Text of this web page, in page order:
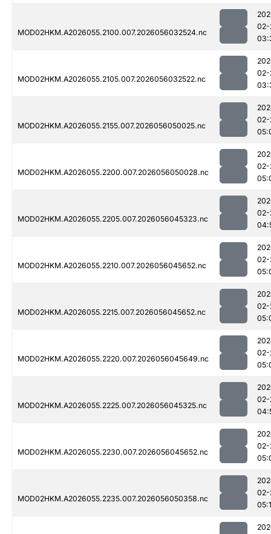
MOD02HKM.A2026055.2100.007.2026056032524.nc
02-
MOD02HKM.A2026055.2105.007.2026056032522.nc
02-
MOD02HKM.A2026055.2155.007.2026056050025.nc
02-
MOD02HKM.A2026055.2200.007.2026056050028.nc
02-
MOD02HKM.A2026055.2205.007.2026056045323.nc
02-
MOD02HKM.A2026055.2210.007.2026056045652.nc
02-
MOD02HKM.A2026055.2215.007.2026056045652.nc
02-
MOD02HKM.A2026055.2220.007.2026056045649.nc
02-
MOD02HKM.A2026055.2225.007.2026056045325.nc
02-
MOD02HKM.A2026055.2230.007.2026056045652.nc
02-
MOD02HKM.A2026055.2235.007.2026056050358.nc
02-